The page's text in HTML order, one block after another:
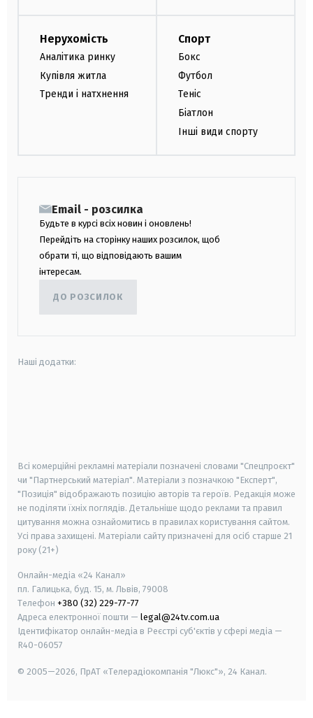
Нерухомість
Аналітика ринку
Купівля житла
Тренди і натхнення
Спорт
Бокс
Футбол
Теніс
Біатлон
Інші види спорту
Email - розсилка
Будьте в курсі всіх новин і оновлень!
Перейдіть на сторінку наших розсилок, щоб
обрати ті, що відповідають вашим
інтересам.
ДО РОЗСИЛОК
Наші додатки:
Всі комерційні рекламні матеріали позначені словами "Спецпроєкт"
чи "Партнерський матеріал". Матеріали з позначкою "Експерт",
"Позиція" відображають позицію авторів та героїв. Редакція може
не поділяти їхніх поглядів. Детальніше щодо реклами та правил
цитування можна ознайомитись в правилах користування сайтом.
Усі права захищені. Матеріали сайту призначені для осіб старше 21
року (21+)
Онлайн-медіа «24 Канал»
пл. Галицька, буд. 15, м. Львів, 79008
Телефон +380 (32) 229-77-77
Адреса електронної пошти — legal@24tv.com.ua
Ідентифікатор онлайн-медіа в Реєстрі суб'єктів у сфері медіа —
R40-06057
© 2005—2026, ПрАТ «Телерадіокомпанія "Люкс"», 24 Канал.